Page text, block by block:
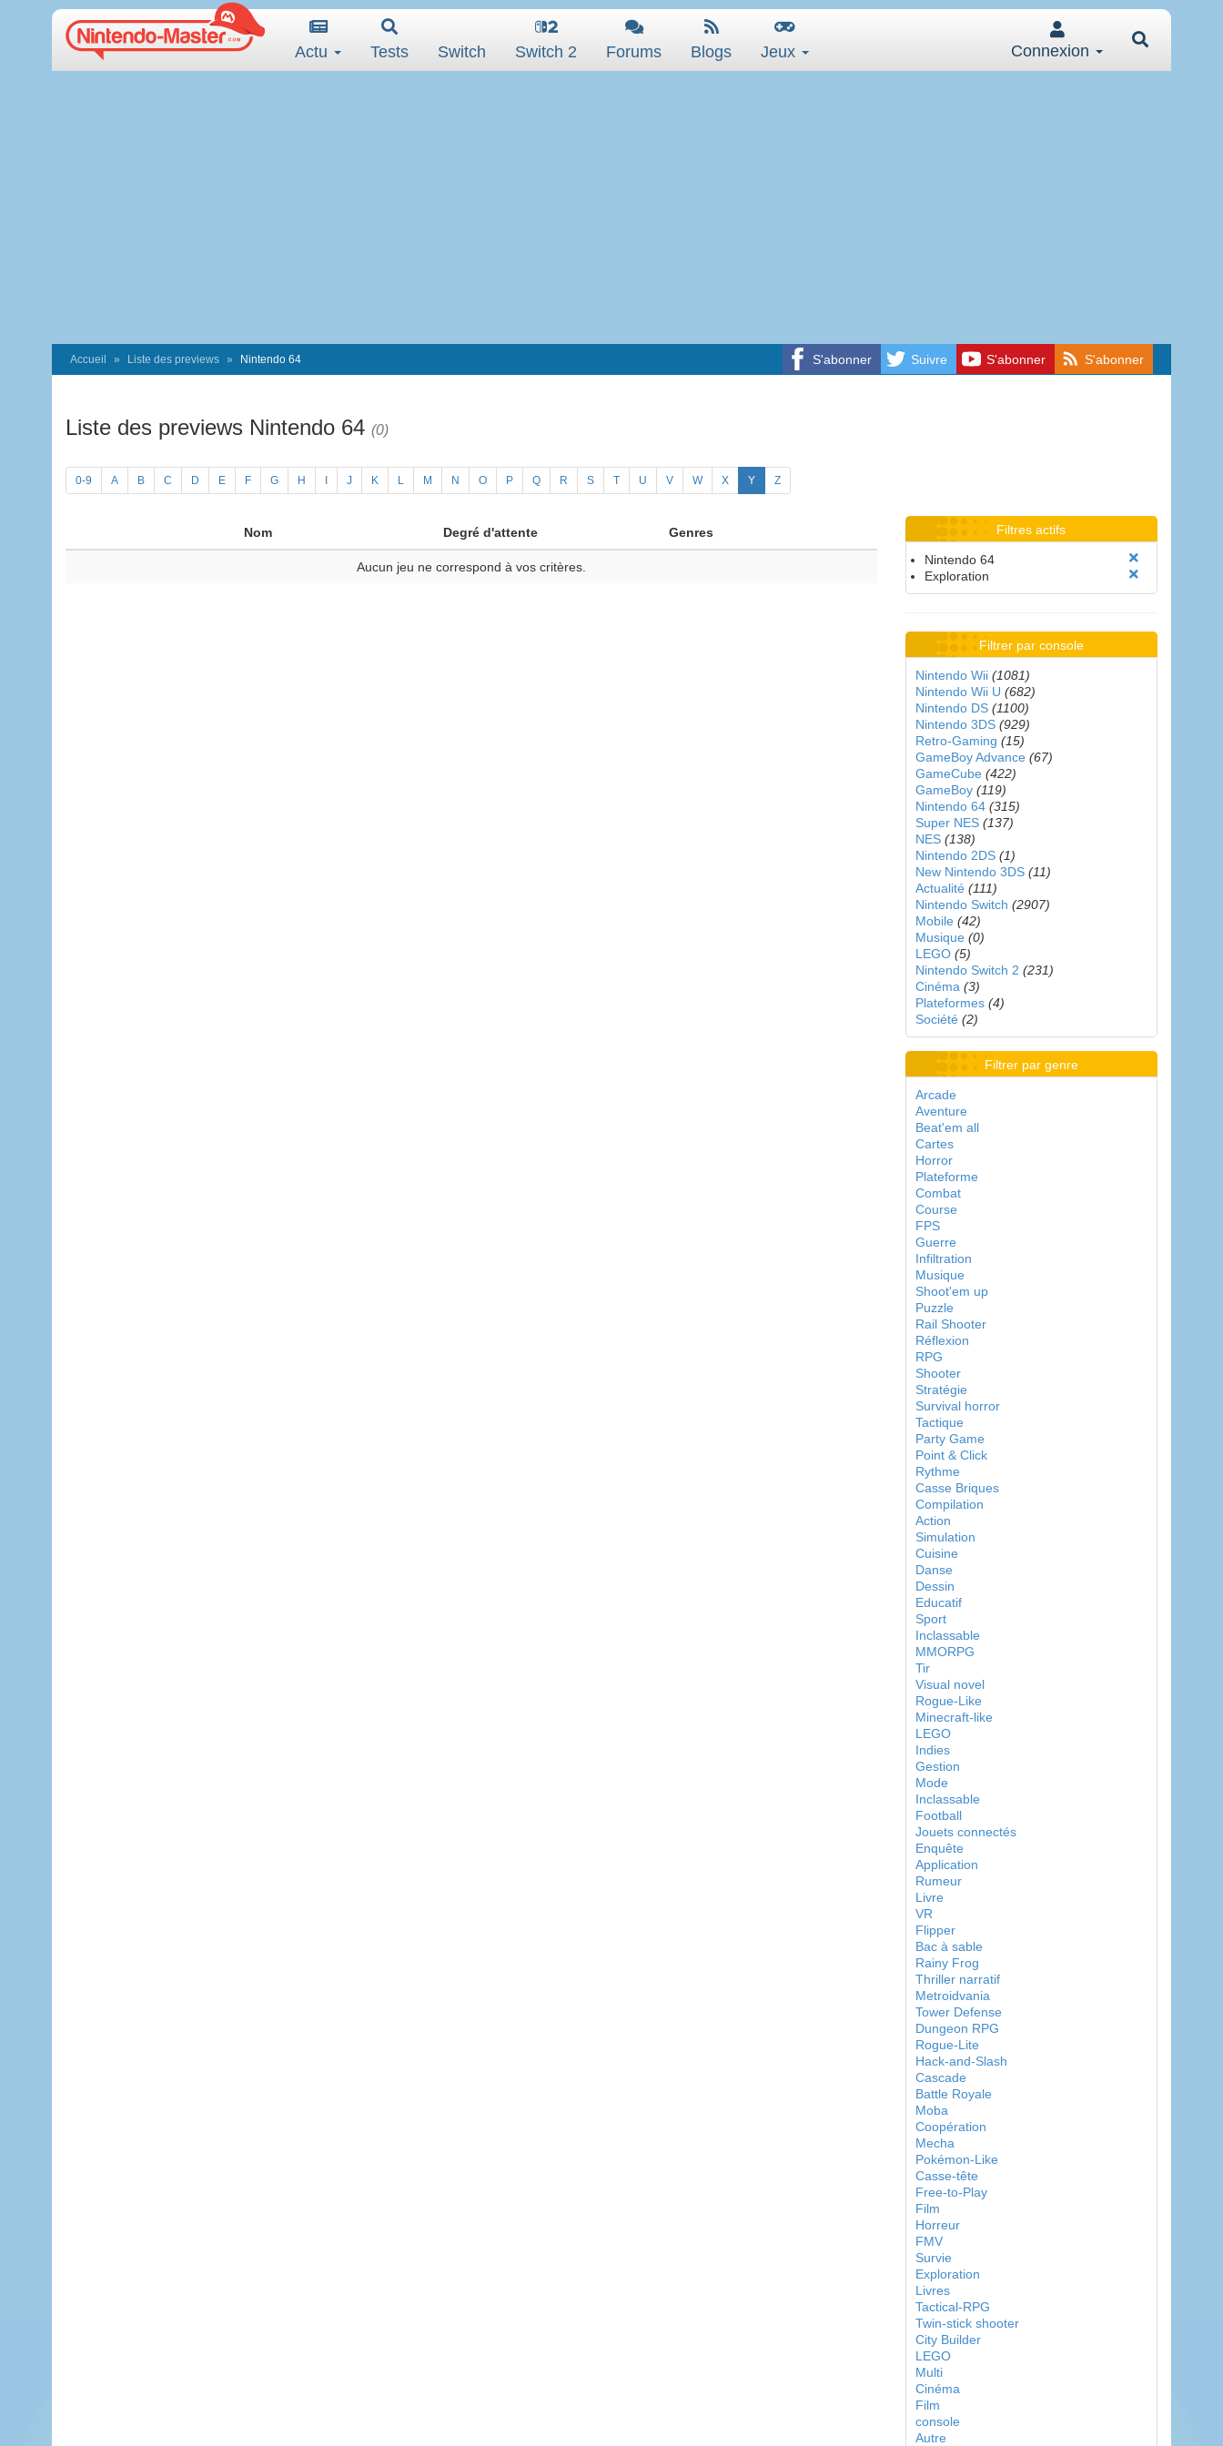
Actu Tests Switch Switch 2 Forums Blogs Jeux Connexion
S'abonner Suivre S'abonner S'abonner
Accueil Liste des previews Nintendo 64
Liste des previews Nintendo 64 (0)
0-9 A B C D E F G H J K L M N O P Q R S T U V W X Y Z
Nom Degré d'attente Genres
Aucun jeu ne correspond à vos critères.
Filtres actifs
Nintendo 64
Exploration
Filtrer par console
Nintendo Wii (1081)
Nintendo Wii U (682)
Nintendo DS (1100)
Nintendo 3DS (929)
Retro-Gaming (15)
GameBoy Advance (67)
GameCube (422)
GameBoy (119)
Nintendo 64 (315)
Super NES (137)
NES (138)
Nintendo 2DS (1)
New Nintendo 3DS (11)
Actualité (111)
Nintendo Switch (2907)
Mobile (42)
Musique (0)
LEGO (5)
Nintendo Switch 2 (231)
Cinéma (3)
Plateformes (4)
Société (2)
Filtrer par genre
Arcade
Aventure
Beat'em all
Cartes
Horror
Plateforme
Combat
Course
FPS
Guerre
Infiltration
Musique
Shoot'em up
Puzzle
Rail Shooter
Réflexion
RPG
Shooter
Stratégie
Survival horror
Tactique
Party Game
Point & Click
Rythme
Casse Briques
Compilation
Action
Simulation
Cuisine
Danse
Dessin
Educatif
Sport
Inclassable
MMORPG
Tir
Visual novel
Rogue-Like
Minecraft-like
LEGO
Indies
Gestion
Mode
Inclassable
Football
Jouets connectés
Enquête
Application
Rumeur
Livre
VR
Flipper
Bac à sable
Rainy Frog
Thriller narratif
Metroidvania
Tower Defense
Dungeon RPG
Rogue-Lite
Hack-and-Slash
Cascade
Battle Royale
Moba
Coopération
Mecha
Pokémon-Like
Casse-tête
Free-to-Play
Film
Horreur
FMV
Survie
Exploration
Livres
Tactical-RPG
Twin-stick shooter
City Builder
LEGO
Multi
Cinéma
Film
console
Autre